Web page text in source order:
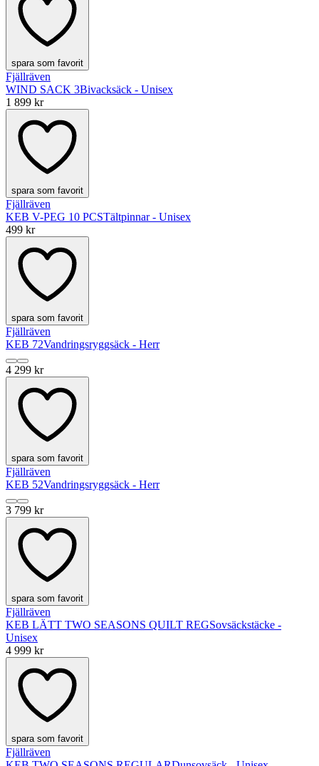
spara som favorit
Fjällräven
WIND SACK 3Bivacksäck - Unisex
1 899 kr
spara som favorit
Fjällräven
KEB V-PEG 10 PCSTältpinnar - Unisex
499 kr
spara som favorit
Fjällräven
KEB 72Vandringsryggsäck - Herr
4 299 kr
spara som favorit
Fjällräven
KEB 52Vandringsryggsäck - Herr
3 799 kr
spara som favorit
Fjällräven
KEB LÄTT TWO SEASONS QUILT REGSovsäckstäcke -
Unisex
4 999 kr
spara som favorit
Fjällräven